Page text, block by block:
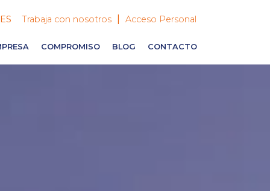
ES Trabaja con nosotros Acceso Personal
COMPROMISO BLOG CONTACTO